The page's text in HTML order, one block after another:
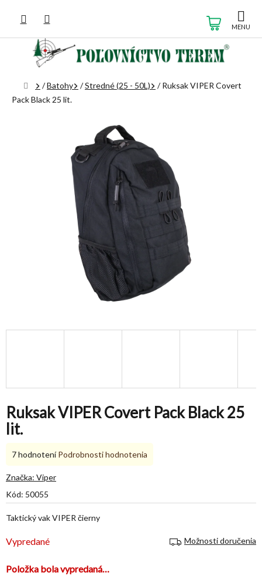
obsah
KOŠÍK
Domov
/Batohy /Stredné (25 - 50L) / Ruksak VIPER Covert
Pack Black 25 lit.
Ruksak VIPER Covert Pack Black 25
lit.
Kód: 50055
Vypredané Možnosti doručenia
Položka bola vypredaná…
Taktický vak VIPER čierny
Priemerné
produktu
4,4
5
7 hodnotení Podrobnosti hodnotenia
Značka: Viper